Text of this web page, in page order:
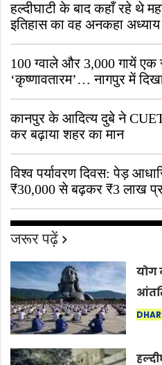
हल्दीघाटी के बाद कहाँ रहे थे
इतिहास का वह अनकहा
जीवित है
100 ग्वाले और 3,000 गायें
‘कृष्णावतारम’… नागपुर में
“ऐसा तो सिर्फ़ कृष्ण ही कर
कानपुर के आदित्य दुबे ने
कर बढ़ाया शहर का मान
विश्व पर्यावरण दिवस: पेड़
₹30,000 से बढ़कर ₹3 लाख
जरूर पढ़ें
योग